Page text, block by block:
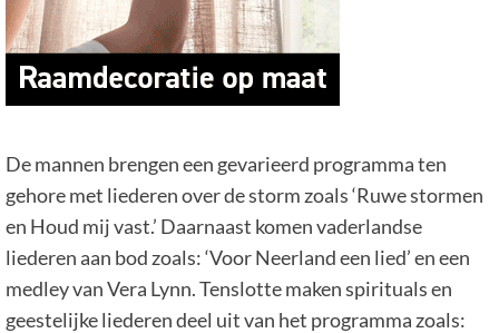
De mannen brengen een gevarieerd programma ten
gehore met liederen over de storm zoals ‘Ruwe stormen
en Houd mij vast.’ Daarnaast komen vaderlandse
liederen aan bod zoals: ‘Voor Neerland een lied’ en een
medley van Vera Lynn. Tenslotte maken spirituals en
geestelijke liederen deel uit van het programma zoals: